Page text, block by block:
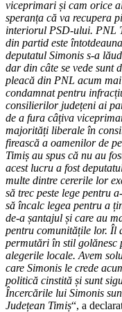
viceprimari și cam orice
speranța că va recupera
interiorul PSD-ului. PNL
din partid este
deputatul Simonis s-a
dar din câte se vede sunt
pleacă din PNL acum
condamnat pentru
consilierilor județeni ai
de a fura câțiva
majorități liberale în
firească a oamenilor de
Timiș au spus că nu au
acest lucru a fost
multe dintre cererile lor
să trec peste lege pentru
să încalc legea pentru a
de-a șantajul și care au
pentru comunitățile lor. Îl
permutări în stil golănesc
alegerile locale. Avem
care Simonis le crede
politică cinstită și sunt
Încercările lui Simonis
Județean Timiș“, a